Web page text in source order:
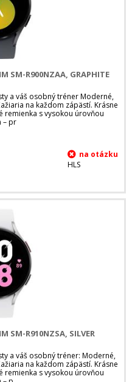
SM-R900NZAA, GRAPHITE
a váš osobný tréner Moderné,
na každom zápästí. Krásne
remienka s vysokou úrovňou
– pr
HLS
SM-R910NZSA, SILVER
a váš osobný tréner: Moderné,
na každom zápästí. Krásne
remienka s vysokou úrovňou